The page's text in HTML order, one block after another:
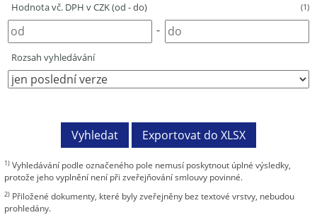
Hodnota vč. DPH v CZK (od - do) (1)
-
Rozsah vyhledávání
1) Vyhledávání podle označeného pole nemusí poskytnout úplné výsledky,
protože jeho vyplnění není při zveřejňování smlouvy povinné.
2) Přiložené dokumenty, které byly zveřejněny bez textové vrstvy, nebudou
prohledány.